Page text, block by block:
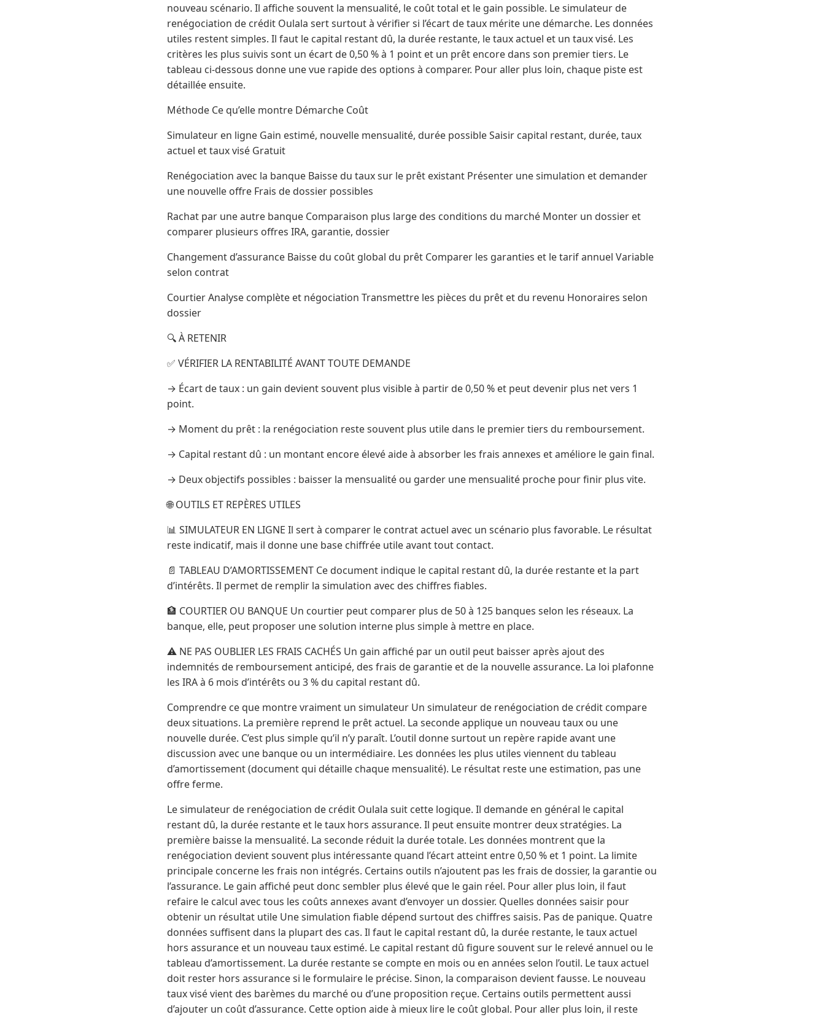
nouveau scénario. Il affiche souvent la mensualité, le coût total et le gain possible. Le simulateur de
renégociation de crédit Oulala sert surtout à vérifier si l’écart de taux mérite une démarche. Les données
utiles restent simples. Il faut le capital restant dû, la durée restante, le taux actuel et un taux visé. Les
critères les plus suivis sont un écart de 0,50 % à 1 point et un prêt encore dans son premier tiers. Le
tableau ci-dessous donne une vue rapide des options à comparer. Pour aller plus loin, chaque piste est
détaillée ensuite.
Méthode Ce qu’elle montre Démarche Coût
Simulateur en ligne Gain estimé, nouvelle mensualité, durée possible Saisir capital restant, durée, taux
actuel et taux visé Gratuit
Renégociation avec la banque Baisse du taux sur le prêt existant Présenter une simulation et demander
une nouvelle offre Frais de dossier possibles
Rachat par une autre banque Comparaison plus large des conditions du marché Monter un dossier et
comparer plusieurs offres IRA, garantie, dossier
Changement d’assurance Baisse du coût global du prêt Comparer les garanties et le tarif annuel Variable
selon contrat
Courtier Analyse complète et négociation Transmettre les pièces du prêt et du revenu Honoraires selon
dossier
🔍 À RETENIR
✅ VÉRIFIER LA RENTABILITÉ AVANT TOUTE DEMANDE
→ Écart de taux : un gain devient souvent plus visible à partir de 0,50 % et peut devenir plus net vers 1
point.
→ Moment du prêt : la renégociation reste souvent plus utile dans le premier tiers du remboursement.
→ Capital restant dû : un montant encore élevé aide à absorber les frais annexes et améliore le gain final.
→ Deux objectifs possibles : baisser la mensualité ou garder une mensualité proche pour finir plus vite.
🌐 OUTILS ET REPÈRES UTILES
📊 SIMULATEUR EN LIGNE Il sert à comparer le contrat actuel avec un scénario plus favorable. Le résultat
reste indicatif, mais il donne une base chiffrée utile avant tout contact.
📄 TABLEAU D’AMORTISSEMENT Ce document indique le capital restant dû, la durée restante et la part
d’intérêts. Il permet de remplir la simulation avec des chiffres fiables.
🏦 COURTIER OU BANQUE Un courtier peut comparer plus de 50 à 125 banques selon les réseaux. La
banque, elle, peut proposer une solution interne plus simple à mettre en place.
⚠️ NE PAS OUBLIER LES FRAIS CACHÉS Un gain affiché par un outil peut baisser après ajout des
indemnités de remboursement anticipé, des frais de garantie et de la nouvelle assurance. La loi plafonne
les IRA à 6 mois d’intérêts ou 3 % du capital restant dû.
Comprendre ce que montre vraiment un simulateur Un simulateur de renégociation de crédit compare
deux situations. La première reprend le prêt actuel. La seconde applique un nouveau taux ou une
nouvelle durée. C’est plus simple qu’il n’y paraît. L’outil donne surtout un repère rapide avant une
discussion avec une banque ou un intermédiaire. Les données les plus utiles viennent du tableau
d’amortissement (document qui détaille chaque mensualité). Le résultat reste une estimation, pas une
offre ferme.
Le simulateur de renégociation de crédit Oulala suit cette logique. Il demande en général le capital
restant dû, la durée restante et le taux hors assurance. Il peut ensuite montrer deux stratégies. La
première baisse la mensualité. La seconde réduit la durée totale. Les données montrent que la
renégociation devient souvent plus intéressante quand l’écart atteint entre 0,50 % et 1 point. La limite
principale concerne les frais non intégrés. Certains outils n’ajoutent pas les frais de dossier, la garantie ou
l’assurance. Le gain affiché peut donc sembler plus élevé que le gain réel. Pour aller plus loin, il faut
refaire le calcul avec tous les coûts annexes avant d’envoyer un dossier. Quelles données saisir pour
obtenir un résultat utile Une simulation fiable dépend surtout des chiffres saisis. Pas de panique. Quatre
données suffisent dans la plupart des cas. Il faut le capital restant dû, la durée restante, le taux actuel
hors assurance et un nouveau taux estimé. Le capital restant dû figure souvent sur le relevé annuel ou le
tableau d’amortissement. La durée restante se compte en mois ou en années selon l’outil. Le taux actuel
doit rester hors assurance si le formulaire le précise. Sinon, la comparaison devient fausse. Le nouveau
taux visé vient des barèmes du marché ou d’une proposition reçue. Certains outils permettent aussi
d’ajouter un coût d’assurance. Cette option aide à mieux lire le coût global. Pour aller plus loin, il reste